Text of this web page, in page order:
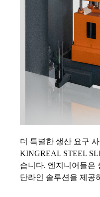
더 특별한 생산 요구
KINGREAL STEEL
습니다. 엔지니어들은
단라인 솔루션을 제공